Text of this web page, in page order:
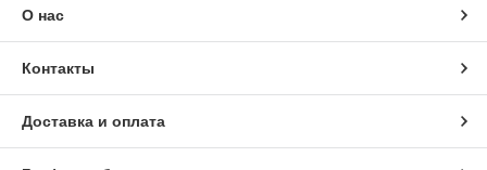
О нас
Контакты
Доставка и оплата